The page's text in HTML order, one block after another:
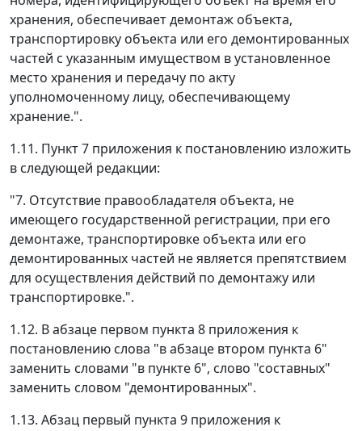
хранения, обеспечивает демонтаж объекта,
транспортировку объекта или его демонтированных
частей с указанным имуществом в установленное
место хранения и передачу по акту
уполномоченному лицу, обеспечивающему
хранение.".
1.11. Пункт 7 приложения к постановлению изложить
в следующей редакции:
"7. Отсутствие правообладателя объекта, не
имеющего государственной регистрации, при его
демонтаже, транспортировке объекта или его
демонтированных частей не является препятствием
для осуществления действий по демонтажу или
транспортировке.".
1.12. В абзаце первом пункта 8 приложения к
постановлению слова "в абзаце втором пункта 6"
заменить словами "в пункте 6", слово "составных"
заменить словом "демонтированных".
1.13. Абзац первый пункта 9 приложения к